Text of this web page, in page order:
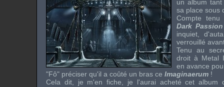
un album
sa place sous
Compte
Dark
inquiet,
verrouillé
Tenu au
droit à Metal
en avance
"Fô" préciser qu'il a coûté un bras ce Imaginaerum !
Cela dit, je m'en fiche, je l'aurai acheté cet album